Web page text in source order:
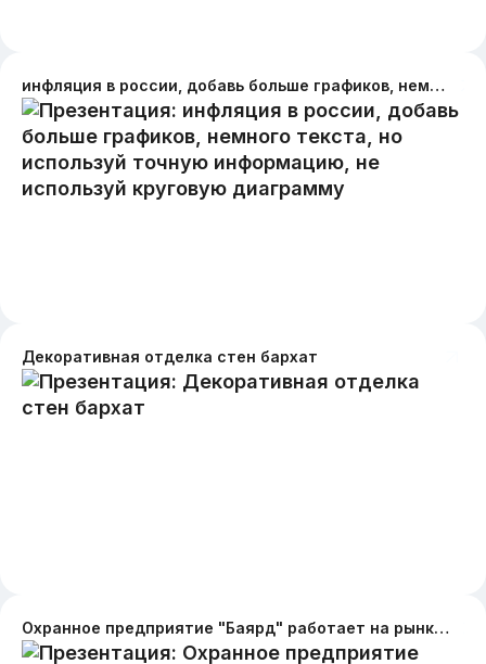
инфляция в россии, добавь больше графиков, немного текста, но используй точную информацию, не используй круговую диаграмму
Декоративная отделка стен бархат
Охранное предприятие "Баярд" работает на рынке уже более 35 лет. необходимо проанализировать их сайт и составить красивую презентацию о данной компании